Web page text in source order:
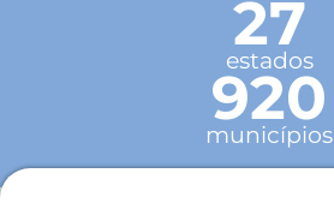
27
estados
920
municípios